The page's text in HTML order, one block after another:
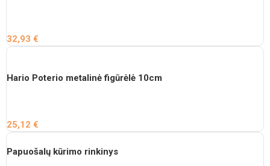
32,93€
Hario Poterio metalinė figūrėlė 10cm
25,12€
Papuošalų kūrimo rinkinys